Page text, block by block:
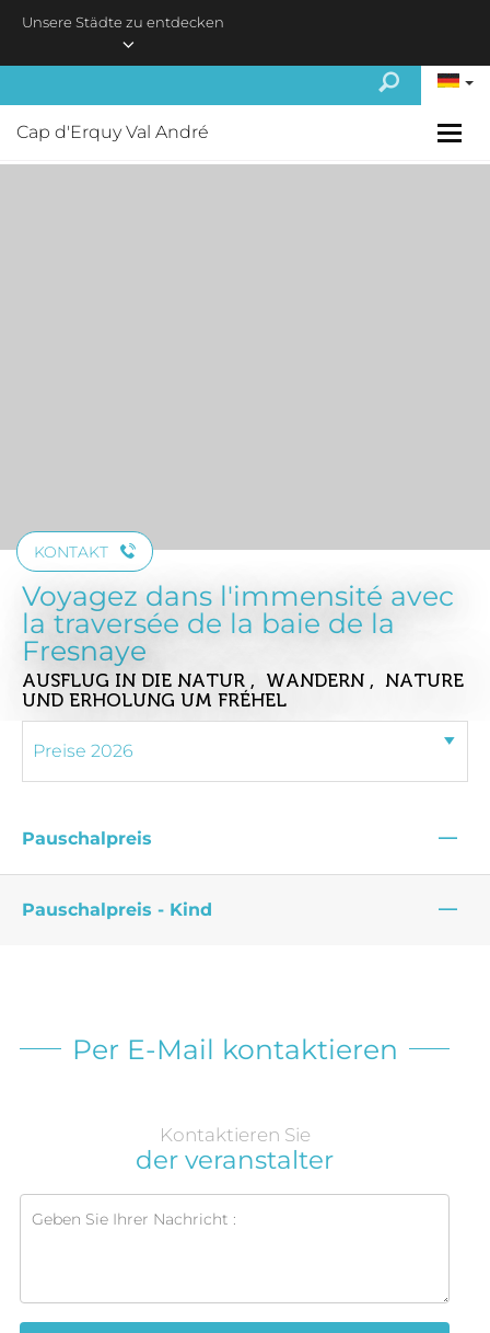
Unsere Städte zu entdecken
Cap d'Erquy Val André
KONTAKT
Voyagez dans l'immensité avec
la traversée de la baie de la
Fresnaye
AUSFLUG IN DIE NATUR , WANDERN , NATURE
UND ERHOLUNG UM FRÉHEL
Pauschalpreis —
Pauschalpreis - Kind —
Per E-Mail kontaktieren
Kontaktieren Sie
der veranstalter